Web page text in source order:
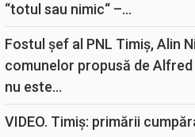
“totul sau nimic“ –...
Fostul șef al PNL Timiș, Alin
comunelor propusă de
nu este...
VIDEO. Timiș: primării